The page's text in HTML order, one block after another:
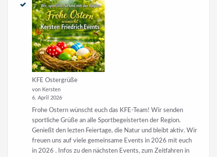
KFE Ostergrüße
von Kersten
6. April 2026
Frohe Ostern wünscht euch das KFE-Team! Wir senden
sportliche Grüße an alle Sportbegeisterten der Region.
Genießt den lezten Feiertage, die Natur und bleibt aktiv. Wir
freuen uns auf viele gemeinsame Events in 2026 mit euch
in 2026 . Infos zu den nächsten Events, zum Zeitfahren in